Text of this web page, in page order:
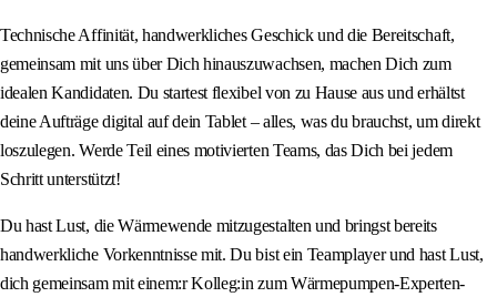
Technische Affinität, handwerkliches Geschick und die Bereitschaft,
gemeinsam mit uns über Dich hinauszuwachsen, machen Dich zum
idealen Kandidaten. Du startest flexibel von zu Hause aus und erhältst
deine Aufträge digital auf dein Tablet – alles, was du brauchst, um direkt
loszulegen. Werde Teil eines motivierten Teams, das Dich bei jedem
Schritt unterstützt!
Du hast Lust, die Wärmewende mitzugestalten und bringst bereits
handwerkliche Vorkenntnisse mit. Du bist ein Teamplayer und hast Lust,
dich gemeinsam mit einem:r Kolleg:in zum Wärmepumpen-Experten-